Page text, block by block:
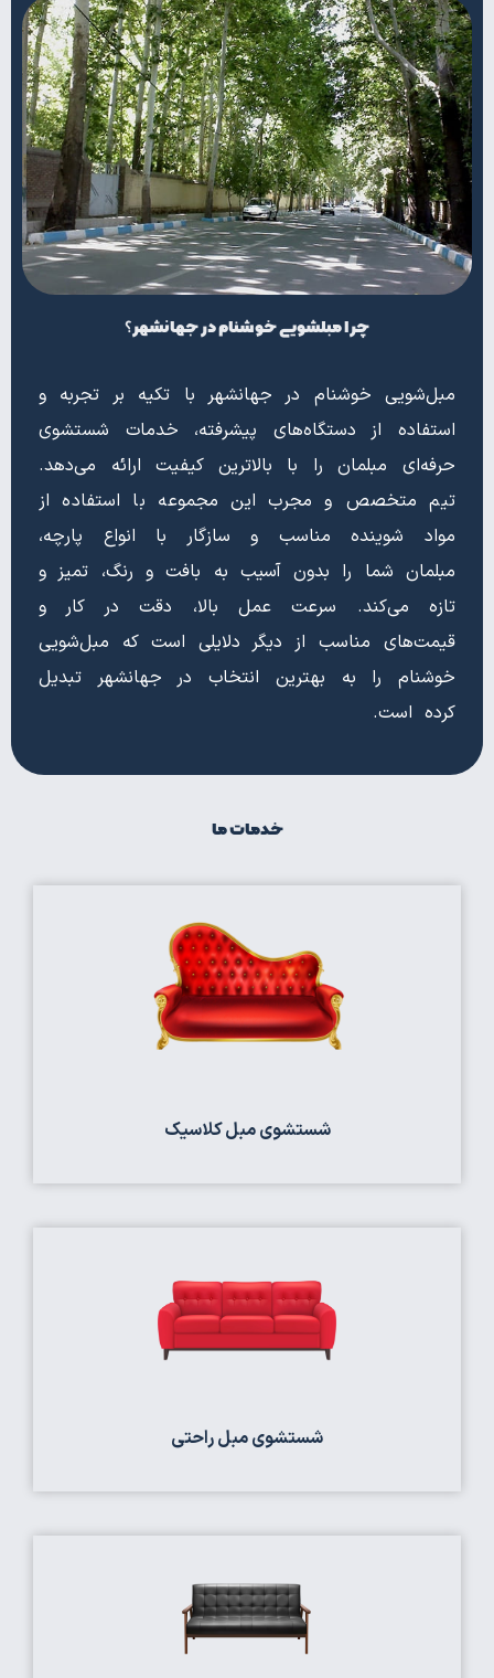
چرا مبلشویی خوشنام در جهانشهر؟
مبل‌شویی خوشنام در جهانشهر با تکیه بر تجربه و
استفاده از دستگاه‌های پیشرفته، خدمات شستشوی
حرفه‌ای مبلمان را با بالاترین کیفیت ارائه می‌دهد.
تیم متخصص و مجرب این مجموعه با استفاده از
مواد شوینده مناسب و سازگار با انواع پارچه،
مبلمان شما را بدون آسیب به بافت و رنگ، تمیز و
تازه می‌کند. سرعت عمل بالا، دقت در کار و
قیمت‌های مناسب از دیگر دلایلی است که مبل‌شویی
خوشنام را به بهترین انتخاب در جهانشهر تبدیل
کرده است.
خدمات ما
شستشوی مبل کلاسیک
شستشوی مبل راحتی